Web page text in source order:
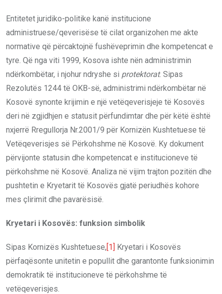
Entitetet juridiko-politike kanë institucione
administruese/qeverisëse të cilat organizohen me akte
normative që përcaktojnë fushëveprimin dhe kompetencat e
tyre. Që nga viti 1999, Kosova ishte nën administrimin
ndërkombëtar, i njohur ndryshe si protektorat. Sipas
Rezolutës 1244 të OKB-së, administrimi ndërkombëtar në
Kosovë synonte krijimin e një vetëqeverisjeje të Kosovës
deri në zgjidhjen e statusit përfundimtar dhe për këtë është
nxjerrë Rregullorja Nr.2001/9 për Kornizën Kushtetuese të
Vetëqeverisjes së Përkohshme në Kosovë. Ky dokument
përvijonte statusin dhe kompetencat e institucioneve të
përkohshme në Kosovë. Analiza në vijim trajton pozitën dhe
pushtetin e Kryetarit të Kosovës gjatë periudhës kohore
mes çlirimit dhe pavarësisë.
Kryetari i Kosovës: funksion simbolik
Sipas Kornizës Kushtetuese,[1] Kryetari i Kosovës
përfaqësonte unitetin e popullit dhe garantonte funksionimin
demokratik të institucioneve të përkohshme të
vetëqeverisjes.